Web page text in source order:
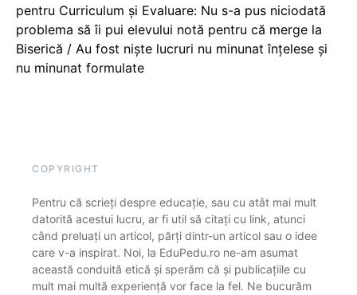
pentru Curriculum și Evaluare: Nu s-a pus niciodată
problema să îi pui elevului notă pentru că merge la
Biserică / Au fost niște lucruri nu minunat înțelese și
nu minunat formulate
COPYRIGHT
Pentru că scrieți despre educație, sau cu atât mai mult
datorită acestui lucru, ar fi util să citați cu link, atunci
când preluați un articol, părți dintr-un articol sau o idee
care v-a inspirat. Noi, la EduPedu.ro ne-am asumat
această conduită etică și sperăm că și publicațiile cu
mult mai multă experiență vor face la fel. Ne bucurăm